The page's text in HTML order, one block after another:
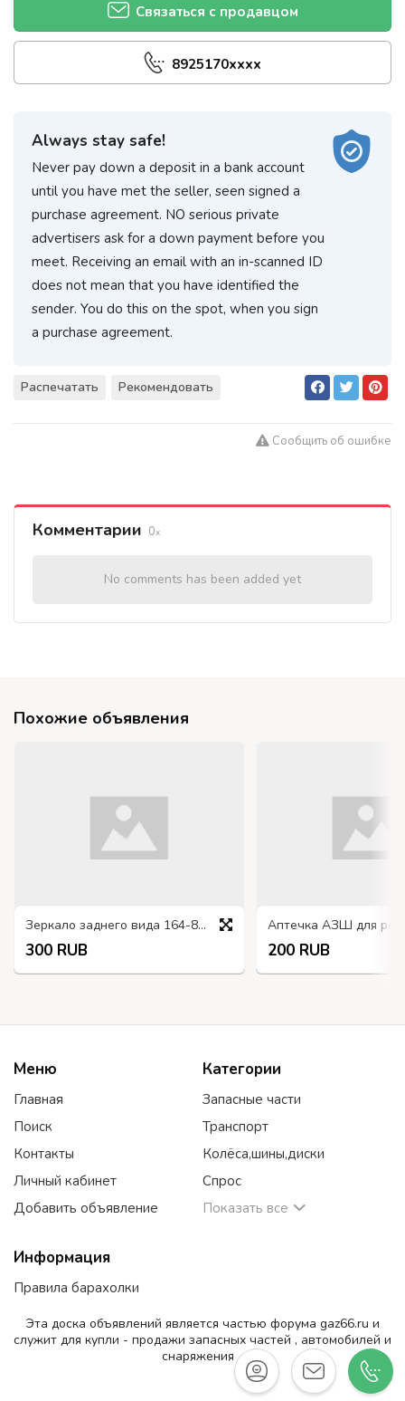
Связаться с продавцом
8925170xxxx
Always stay safe!
Never pay down a deposit in a bank account
until you have met the seller, seen signed a
purchase agreement. NO serious private
advertisers ask for a down payment before you
meet. Receiving an email with an in-scanned ID
does not mean that you have identified the
sender. You do this on the spot, when you sign
a purchase agreement.
Распечатать Рекомендовать
Сообщить об ошибке
Комментарии 0
No comments has been added yet
Похожие объявления
Зеркало заднего вида 164-8201015-01
300 RUB 200 RUB
Меню
Главная
Поиск
Контакты
Личный кабинет
Добавить объявление
Категории
Запасные части
Транспорт
Колёса,шины,диски
Спрос
Показать все
Информация
Правила барахолки
Эта доска объявлений является частью форума gaz66.ru и
служит для купли - продажи запасных частей , автомобилей и
снаряжения .